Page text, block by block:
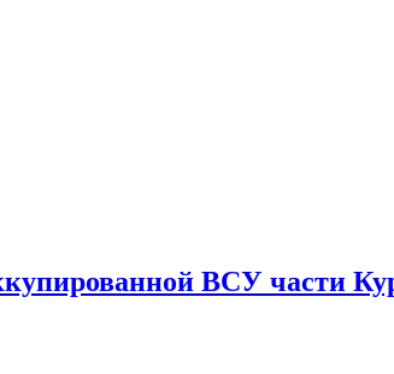
ВСУ части